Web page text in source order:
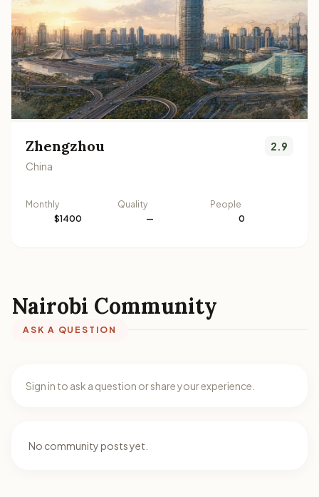
Zhengzhou
China
2.9
Monthly
$1400
Quality
—
People
0
Nairobi Community
ASK A QUESTION
Sign in to ask a question or share your experience.
No community posts yet.